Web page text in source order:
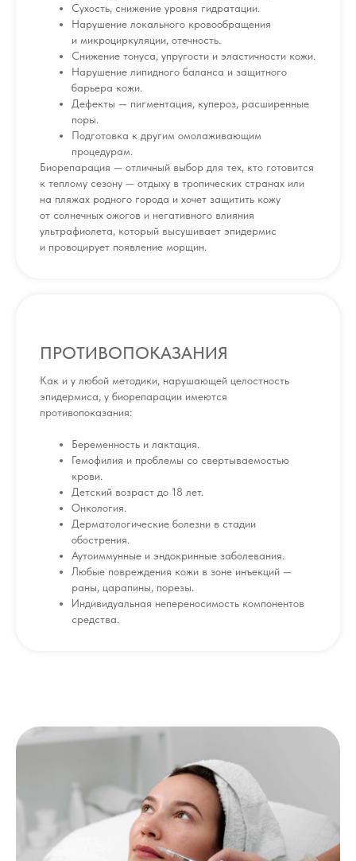
Сухость, снижение уровня гидратации.
Нарушение локального кровообращения
и микроциркуляции, отечность.
Снижение тонуса, упругости и эластичности кожи.
Нарушение липидного баланса и защитного
барьера кожи.
Дефекты — пигментация, купероз, расширенные
поры.
Подготовка к другим омолаживающим
процедурам.
Биорепарация — отличный выбор для тех, кто готовится
к теплому сезону — отдыху в тропических странах или
на пляжах родного города и хочет защитить кожу
от солнечных ожогов и негативного влияния
ультрафиолета, который высушивает эпидермис
и провоцирует появление морщин.
ПРОТИВОПОКАЗАНИЯ
Как и у любой методики, нарушающей целостность
эпидермиса, у биорепарации имеются
противопоказания:
Беременность и лактация.
Гемофилия и проблемы со свертываемостью
крови.
Детский возраст до 18 лет.
Онкология.
Дерматологические болезни в стадии
обострения.
Аутоиммунные и эндокринные заболевания.
Любые повреждения кожи в зоне инъекций —
раны, царапины, порезы.
Индивидуальная непереносимость компонентов
средства.